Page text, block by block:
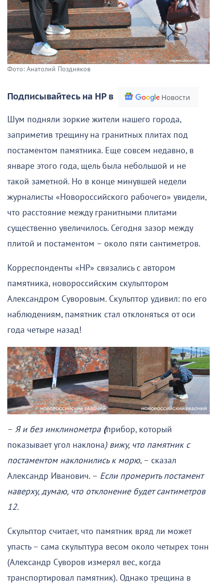
Фото: Анатолий Поздняков
Подписывайтесь на НР в
Шум подняли зоркие жители нашего города,
заприметив трещину на гранитных плитах под
постаментом памятника. Еще совсем недавно, в
январе этого года, щель была небольшой и не
такой заметной. Но в конце минувшей недели
журналисты «Новороссийского рабочего» увидели,
что расстояние между гранитными плитами
существенно увеличилось. Сегодня зазор между
плитой и постаментом – около пяти сантиметров.
Корреспонденты «НР» связались с автором
памятника, новороссийским скульптором
Александром Суворовым. Скульптор удивил: по его
наблюдениям, памятник стал отклоняться от оси
года четыре назад!
– Я и без инклинометра (прибор, который
показывает угол наклона) вижу, что памятник с
постаментом наклонились к морю, – сказал
Александр Иванович. – Если промерить постамент
наверху, думаю, что отклонение будет сантиметров
12.
Скульптор считает, что памятник вряд ли может
упасть – сама скульптура весом около четырех тонн
(Александр Суворов измерял вес, когда
транспортировал памятник). Однако трещина в